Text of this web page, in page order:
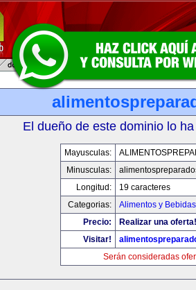
El dueño de este dominio lo
Mayusculas:
Minusculas:
Longitud:
19 caracteres
Categorias:
Alimentos y Bebidas
Precio:
Realizar una oferta!
Visitar!
Serán consideradas